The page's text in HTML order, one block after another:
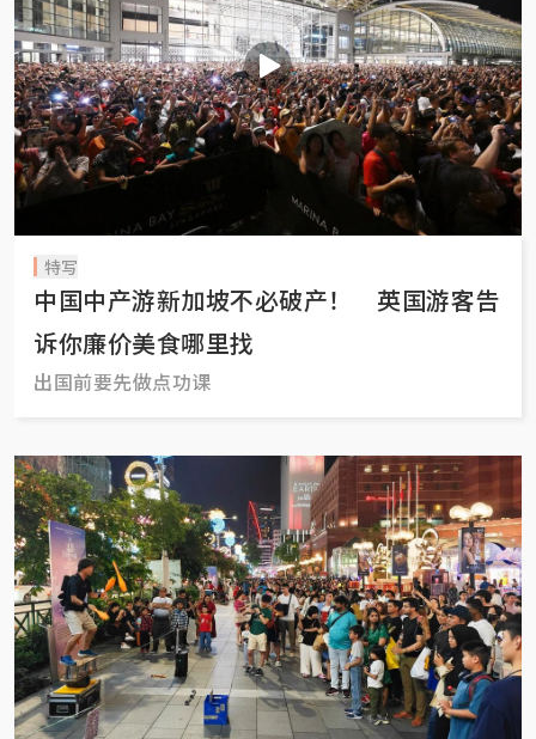
特写
中国中产游新加坡不必破产！ 英国游客告
诉你廉价美食哪里找
出国前要先做点功课